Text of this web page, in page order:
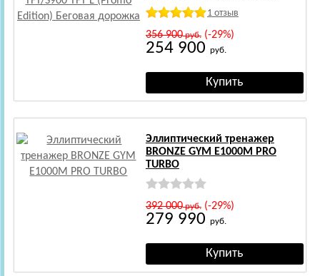
1 отзыв
356 900руб.(-29%)
254 900 руб.
Эллиптический тренажер
BRONZE GYM E1000M PRO
TURBO
392 000руб.(-29%)
279 990 руб.